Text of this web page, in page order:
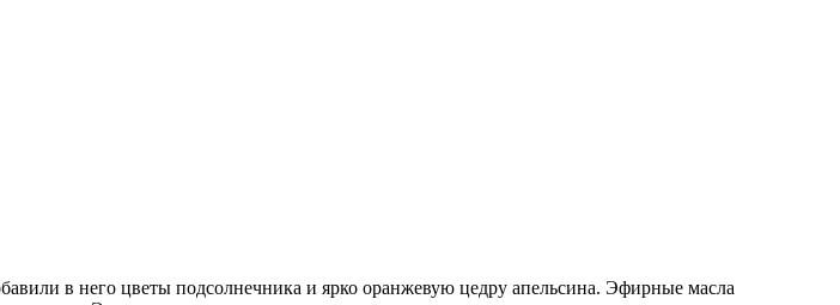
в него цветы подсолнечника и ярко оранжевую цедру апельсина. Эфирные масла